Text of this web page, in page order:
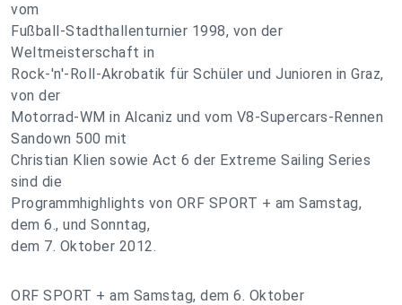
vom
Fußball-Stadthallenturnier 1998, von der
Weltmeisterschaft in
Rock-'n'-Roll-Akrobatik für Schüler und Junioren in Graz,
von der
Motorrad-WM in Alcaniz und vom V8-Supercars-Rennen
Sandown 500 mit
Christian Klien sowie Act 6 der Extreme Sailing Series
sind die
Programmhighlights von ORF SPORT + am Samstag,
dem 6., und Sonntag,
dem 7. Oktober 2012.
ORF SPORT + am Samstag, dem 6. Oktober